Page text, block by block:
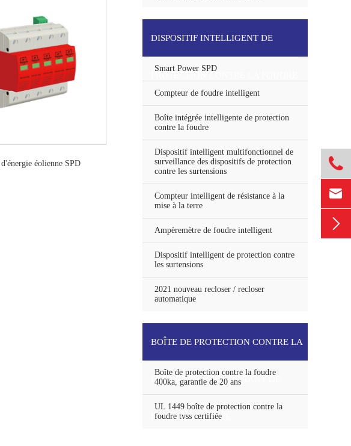
d'énergie éolienne SPD
DISPOSITIF INTELLIGENT DE
Smart Power SPD
Compteur de foudre intelligent
Boîte intégrée intelligente de protection
contre la foudre
Dispositif intelligent multifonctionnel de
surveillance des dispositifs de protection
contre les surtensions
Compteur intelligent de résistance à la
mise à la terre
Ampèremètre de foudre intelligent
Dispositif intelligent de protection contre
les surtensions
2021 nouveau recloser / recloser
automatique
BOÎTE DE PROTECTION CONTRE LA
FOUDRE TVSS À COURANT DE
DÉCHARGE ÉLEVÉ
Boîte de protection contre la foudre
400ka, garantie de 20 ans
UL 1449 boîte de protection contre la
foudre tvss certifiée


